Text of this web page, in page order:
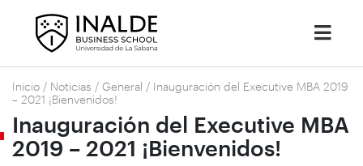
Inicio / Noticias / General / Inauguración del Executive MBA 2019
– 2021 ¡Bienvenidos!
Inauguración del Executive MBA
2019 – 2021 ¡Bienvenidos!